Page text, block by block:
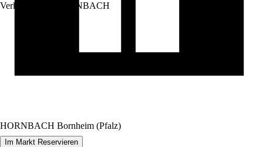
Verkauf durch: HORNBACH
HORNBACH Bornheim (Pfalz)
Im Markt Reservieren